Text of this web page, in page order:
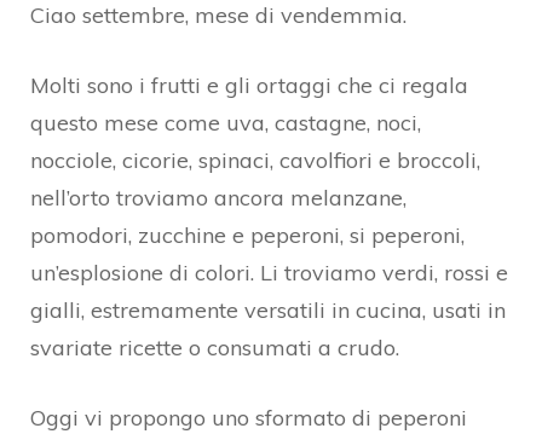
Ciao settembre, mese di vendemmia.
Molti sono i frutti e gli ortaggi che ci regala
questo mese come uva, castagne, noci,
nocciole, cicorie, spinaci, cavolfiori e broccoli,
nell’orto troviamo ancora melanzane,
pomodori, zucchine e peperoni, si peperoni,
un’esplosione di colori. Li troviamo verdi, rossi e
gialli, estremamente versatili in cucina, usati in
svariate ricette o consumati a crudo.
Oggi vi propongo uno sformato di peperoni